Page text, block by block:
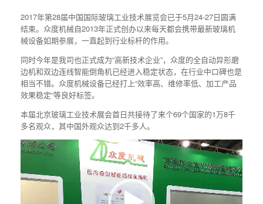
2017年第28届中国国际玻璃工业技术展览会已于5月24-27日圆满
结束。众度机械自2013年正式创办以来每天都会携带最新玻璃机
械设备如期参展，一直起到行业标杆的作用。
同时今年是我司也正式成为“高新技术企业”，众度的全自动异形磨
边机和双边连线智能倒角机已经进入稳定状态，在行业中口碑也是
相当不错。众度机械设备已经打上“效率高、维修率低、加工产品
效果稳定“等良好标签。
本届北京玻璃工业技术展会首日共接待了来个69个国家的1万8千
多名观众，其中国外观众达到2千多人。
视
频
放